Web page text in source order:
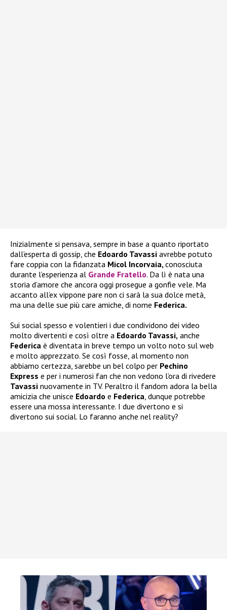
Inizialmente si pensava, sempre in base a quanto riportato
dall’esperta di gossip, che Edoardo Tavassi avrebbe potuto
fare coppia con la fidanzata Micol Incorvaia, conosciuta
durante l’esperienza al Grande Fratello. Da lì è nata una
storia d’amore che ancora oggi prosegue a gonfie vele. Ma
accanto all’ex vippone pare non ci sarà la sua dolce metà,
ma una delle sue più care amiche, di nome Federica.
Sui social spesso e volentieri i due condividono dei video
molto divertenti e così oltre a Edoardo Tavassi, anche
Federica è diventata in breve tempo un volto noto sul web
e molto apprezzato. Se così fosse, al momento non
abbiamo certezza, sarebbe un bel colpo per Pechino
Express e per i numerosi fan che non vedono l’ora di rivedere
Tavassi nuovamente in TV. Peraltro il fandom adora la bella
amicizia che unisce Edoardo e Federica , dunque potrebbe
essere una mossa interessante. I due divertono e si
divertono sui social. Lo faranno anche nel reality?